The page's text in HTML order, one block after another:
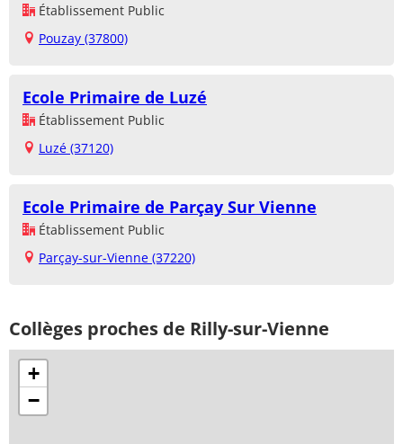
Établissement Public
Pouzay (37800)
Ecole Primaire de Luzé
Établissement Public
Luzé (37120)
Ecole Primaire de Parçay Sur Vienne
Établissement Public
Parçay-sur-Vienne (37220)
Collèges proches de Rilly-sur-Vienne
+
−